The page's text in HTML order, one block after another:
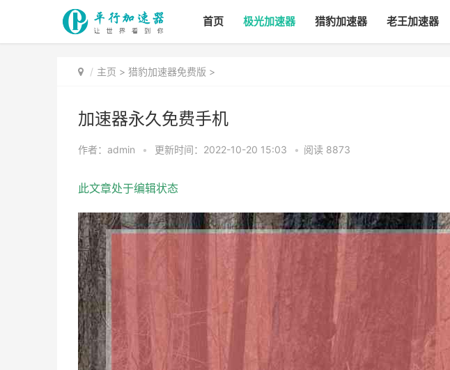
首页 极光加速器 猎豹加速器 老王加速器
主页 > 猎豹加速器免费版 >
加速器永久免费手机
作者：admin • 更新时间：2022-10-20 15:03 • 阅读 8873
此文章处于编辑状态